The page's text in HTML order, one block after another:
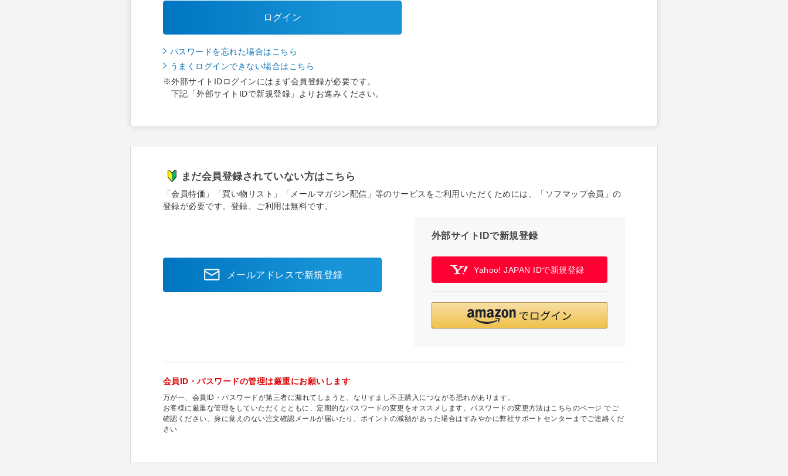
ログイン
パスワードを忘れた場合はこちら
うまくログインできない場合はこちら
※外部サイトIDログインにはまず会員登録が必要です。
下記「外部サイトIDで新規登録」よりお進みください。
まだ会員登録されていない方はこちら
「会員特価」「買い物リスト」「メールマガジン配信」等のサービスをご利用いただくためには、「ソフマップ会員」の
登録が必要です。登録、ご利用は無料です。
メールアドレスで新規登録
外部サイトIDで新規登録
Yahoo! JAPAN IDで新規登録
会員ID・パスワードの管理は厳重にお願いします
万が一、会員ID・パスワードが第三者に漏れてしまうと、なりすまし不正購入につながる恐れがあります。
お客様に厳重な管理をしていただくとともに、定期的なパスワードの変更をオススメします。パスワードの変更方法はこちらのページ でご
確認ください。身に覚えのない注文確認メールが届いたり、ポイントの減額があった場合はすみやかに弊社サポートセンターまでご連絡くだ
さい